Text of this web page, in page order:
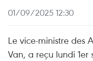
01/09/2025 12:30
Le vice-ministre des
Van, a reçu lundi